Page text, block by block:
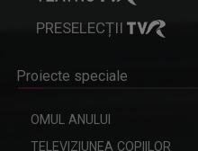
PRESELECȚII
Proiecte speciale
OMUL ANULUI
TELEVIZIUNEA COPIILOR